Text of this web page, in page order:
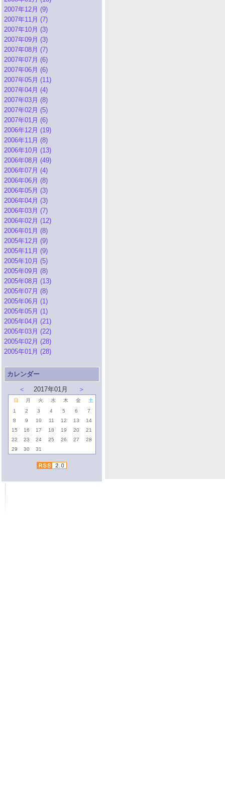
2007年12月 (9)
2007年11月 (7)
2007年10月 (3)
2007年09月 (3)
2007年08月 (7)
2007年07月 (6)
2007年06月 (6)
2007年05月 (11)
2007年04月 (4)
2007年03月 (8)
2007年02月 (5)
2007年01月 (6)
2006年12月 (19)
2006年11月 (8)
2006年10月 (13)
2006年08月 (49)
2006年07月 (4)
2006年06月 (8)
2006年05月 (3)
2006年04月 (3)
2006年03月 (7)
2006年02月 (12)
2006年01月 (8)
2005年12月 (9)
2005年11月 (9)
2005年10月 (5)
2005年09月 (8)
2005年08月 (13)
2005年07月 (8)
2005年06月 (1)
2005年05月 (1)
2005年04月 (21)
2005年03月 (22)
2005年02月 (28)
2005年01月 (28)
カレンダー
＜
2017年01月 ＞
日 月 火 水 木 金
土
1
2 3 4 5 6
7
8
9 10 11 12 13
14
15
16 17 18 19 20
21
22
23 24 25 26 27
28
29
30 31